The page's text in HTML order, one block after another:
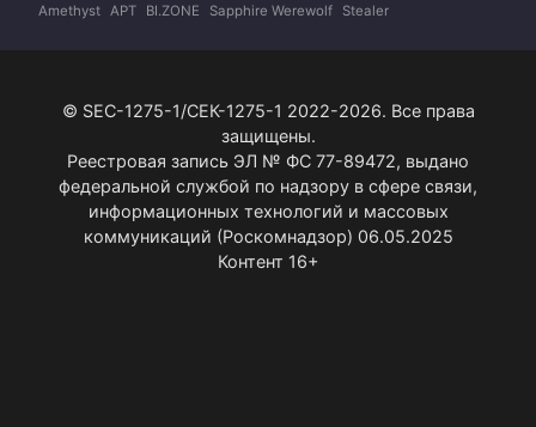
Amethyst APT BI.ZONE Sapphire Werewolf Stealer
© SEC-1275-1/СЕК-1275-1 2022-2026. Все права
защищены.
Реестровая запись ЭЛ № ФС 77-89472, выдано
федеральной службой по надзору в сфере связи,
информационных технологий и массовых
коммуникаций (Роскомнадзор) 06.05.2025
Контент 16+